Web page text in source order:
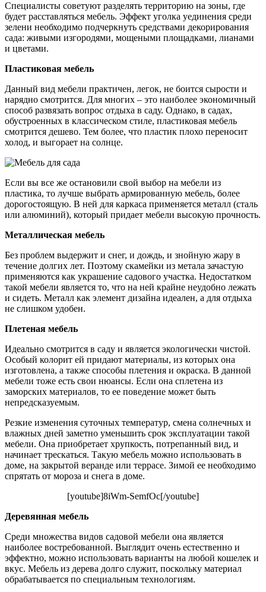
Специалисты советуют разделять территорию на зоны, где
будет расставляться мебель. Эффект уголка уединения среди
зелени необходимо подчеркнуть средствами декорирования
сада: живыми изгородями, мощеными площадками, лианами
и цветами.
Пластиковая мебель
Данный вид мебели практичен, легок, не боится сырости и
нарядно смотрится. Для многих – это наиболее экономичный
способ развязать вопрос отдыха в саду. Однако, в садах,
обустроенных в классическом стиле, пластиковая мебель
смотрится дешево. Тем более, что пластик плохо переносит
холод, и выгорает на солнце.
Если вы все же остановили свой выбор на мебели из
пластика, то лучше выбрать армированную мебель, более
дорогостоящую. В ней для каркаса применяется металл (сталь
или алюминий), который придает мебели высокую прочность.
Металлическая мебель
Без проблем выдержит и снег, и дождь, и знойную жару в
течение долгих лет. Поэтому скамейки из метала зачастую
применяются как украшение садового участка. Недостатком
такой мебели является то, что на ней крайне неудобно лежать
и сидеть. Металл как элемент дизайна идеален, а для отдыха
не слишком удобен.
Плетеная мебель
Идеально смотрится в саду и является экологически чистой.
Особый колорит ей придают материалы, из которых она
изготовлена, а также способы плетения и окраска. В данной
мебели тоже есть свои нюансы. Если она сплетена из
заморских материалов, то ее поведение может быть
непредсказуемым.
Резкие изменения суточных температур, смена солнечных и
влажных дней заметно уменьшить срок эксплуатации такой
мебели. Она приобретает хрупкость, потрепанный вид, и
начинает трескаться. Такую мебель можно использовать в
доме, на закрытой веранде или террасе. Зимой ее необходимо
спрятать от мороза и снега в доме.
[youtube]8iWm-SemfOc[/youtube]
Деревянная мебель
Среди множества видов садовой мебели она является
наиболее востребованной. Выглядит очень естественно и
эффектно, можно использовать варианты на любой кошелек и
вкус. Мебель из дерева долго служит, поскольку материал
обрабатывается по специальным технологиям.